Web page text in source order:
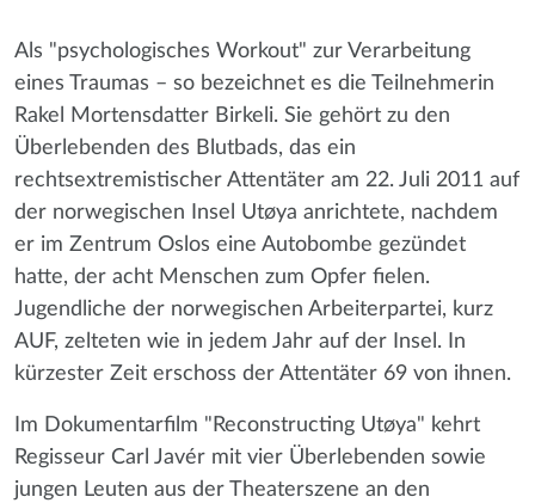
Als "psychologisches Workout" zur Verarbeitung
eines Traumas – so bezeichnet es die Teilnehmerin
Rakel Mortensdatter Birkeli. Sie gehört zu den
Überlebenden des Blutbads, das ein
rechtsextremistischer Attentäter am 22. Juli 2011 auf
der norwegischen Insel Utøya anrichtete, nachdem
er im Zentrum Oslos eine Autobombe gezündet
hatte, der acht Menschen zum Opfer fielen.
Jugendliche der norwegischen Arbeiterpartei, kurz
AUF, zelteten wie in jedem Jahr auf der Insel. In
kürzester Zeit erschoss der Attentäter 69 von ihnen.
Im Dokumentarfilm "Reconstructing Utøya" kehrt
Regisseur Carl Javér mit vier Überlebenden sowie
jungen Leuten aus der Theaterszene an den